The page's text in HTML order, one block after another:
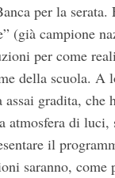
per la
(già campione
per come
della scuola.
gradita, che
atmosfera di
il
saranno, come